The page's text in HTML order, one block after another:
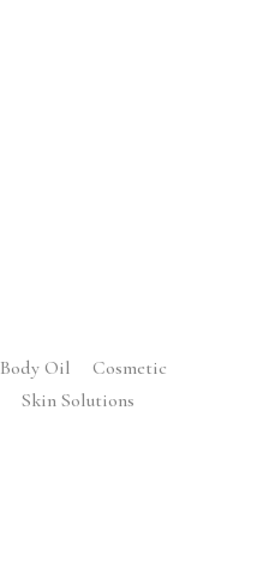
Body Oil
Cosmetic
Skin Solutions